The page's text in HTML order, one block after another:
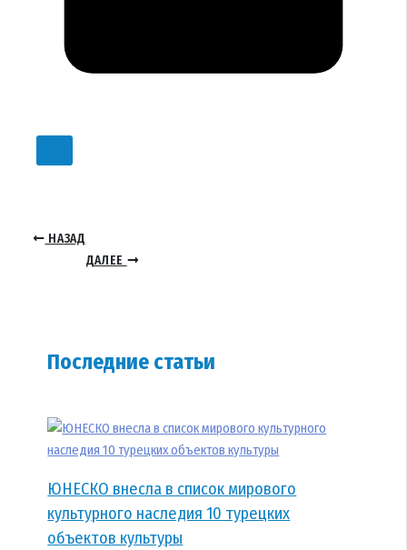
НАЗАД
ДАЛЕЕ
Последние статьи
ЮНЕСКО внесла в список мирового
культурного наследия 10 турецких
объектов культуры